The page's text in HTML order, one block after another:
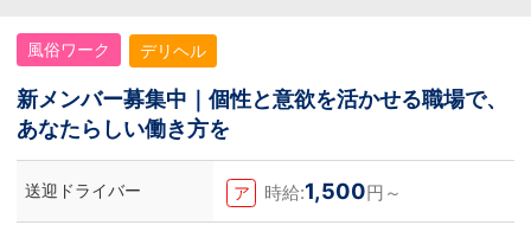
風俗ワーク デリヘル
新メンバー募集中｜個性と意欲を活かせる職場で、
あなたらしい働き方を
送迎ドライバー ア 時給:1,500円～